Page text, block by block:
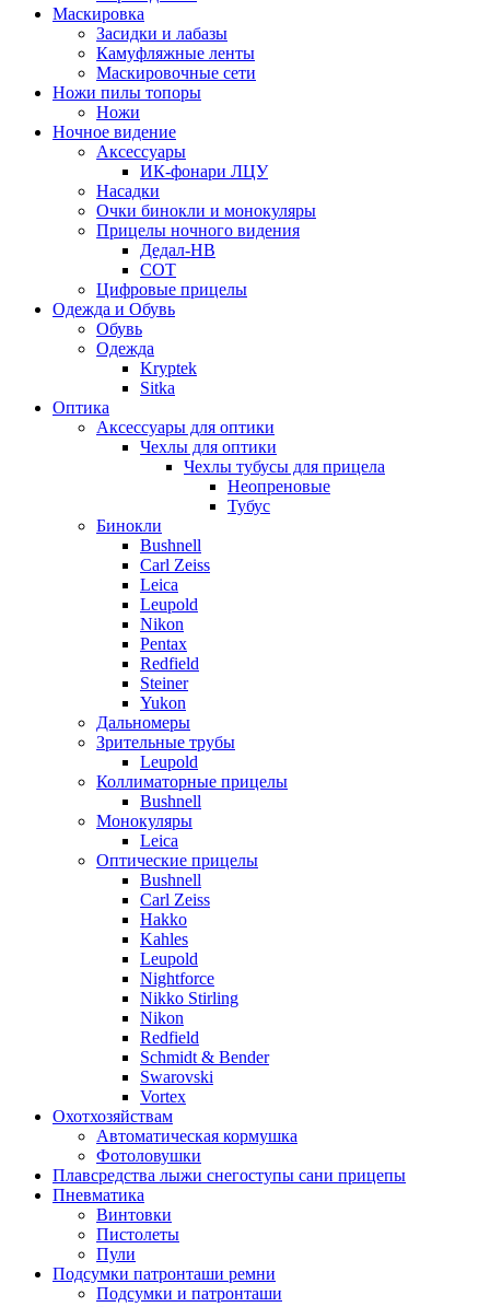
Маскировка
Засидки и лабазы
Камуфляжные ленты
Маскировочные сети
Ножи пилы топоры
Ножи
Ночное видение
Аксессуары
ИК-фонари ЛЦУ
Насадки
Очки бинокли и монокуляры
Прицелы ночного видения
Дедал-НВ
СОТ
Цифровые прицелы
Одежда и Обувь
Обувь
Одежда
Kryptek
Sitka
Оптика
Аксессуары для оптики
Чехлы для оптики
Чехлы тубусы для прицела
Неопреновые
Тубус
Бинокли
Bushnell
Carl Zeiss
Leica
Leupold
Nikon
Pentax
Redfield
Steiner
Yukon
Дальномеры
Зрительные трубы
Leupold
Коллиматорные прицелы
Bushnell
Монокуляры
Leica
Оптические прицелы
Bushnell
Carl Zeiss
Hakko
Kahles
Leupold
Nightforce
Nikko Stirling
Nikon
Redfield
Schmidt & Bender
Swarovski
Vortex
Охотхозяйствам
Автоматическая кормушка
Фотоловушки
Плавсредства лыжи снегоступы сани прицепы
Пневматика
Винтовки
Пистолеты
Пули
Подсумки патронташи ремни
Подсумки и патронташи